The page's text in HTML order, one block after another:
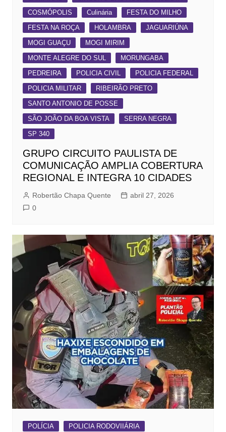
COSMÓPOLIS
Culinária
FESTA DO MILHO
FESTA NA ROÇA
HOLAMBRA
JAGUARIÚNA
MOGI GUAÇU
MOGI MIRIM
MONTE ALEGRE DO SUL
MORUNGABA
PEDREIRA
POLICIA CIVIL
POLICIA FEDERAL
POLICIA MILITAR
RIBEIRÃO PRETO
SANTO ANTONIO DE POSSE
SÃO JOÃO DA BOA VISTA
SERRA NEGRA
SP 340
GRUPO CIRCUITO PAULISTA DE
COMUNICAÇÃO AMPLIA COBERTURA
REGIONAL E INTEGRA 10 CIDADES
Robertão Chapa Quente
abril 27, 2026
0
POLÍCIA POLICIA RODOVIIÁRIA